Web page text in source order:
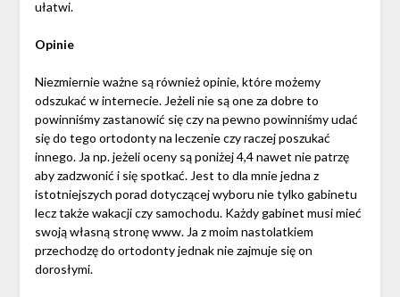
ułatwi.
Opinie
Niezmiernie ważne są również opinie, które możemy
odszukać w internecie. Jeżeli nie są one za dobre to
powinniśmy zastanowić się czy na pewno powinniśmy udać
się do tego ortodonty na leczenie czy raczej poszukać
innego. Ja np. jeżeli oceny są poniżej 4,4 nawet nie patrzę
aby zadzwonić i się spotkać. Jest to dla mnie jedna z
istotniejszych porad dotyczącej wyboru nie tylko gabinetu
lecz także wakacji czy samochodu. Każdy gabinet musi mieć
swoją własną stronę www. Ja z moim nastolatkiem
przechodzę do ortodonty jednak nie zajmuje się on
dorosłymi.